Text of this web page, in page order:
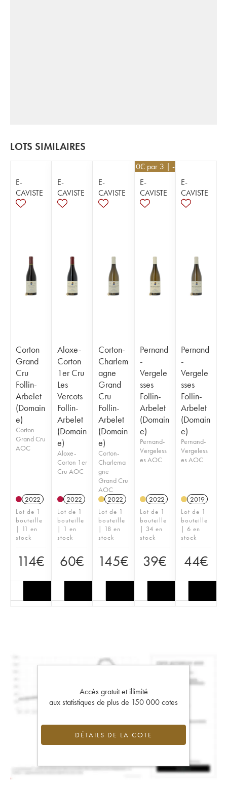
LOTS SIMILAIRES
E-
CAVISTE
Corton
Grand
Cru
Follin-
Arbelet
(Domain
e)
Corton
Grand Cru
AOC
2022
Lot de 1
bouteille
| 11 en
stock
114€
E-
CAVISTE
Aloxe-
Corton
1er Cru
Les
Vercots
Follin-
Arbelet
(Domain
e)
Aloxe-
Corton 1er
Cru AOC
2022
Lot de 1
bouteille
| 1 en
stock
60€
E-
CAVISTE
Corton-
Charlem
agne
Grand
Cru
Follin-
Arbelet
(Domain
e)
Corton-
Charlema
gne
Grand Cru
AOC
2022
Lot de 1
bouteille
| 18 en
stock
145€
35,10€ par 3 | -10%
E-
CAVISTE
Pernand
-
Vergele
sses
Follin-
Arbelet
(Domain
e)
Pernand-
Vergeless
es AOC
2022
Lot de 1
bouteille
| 34 en
stock
39€
E-
CAVISTE
Pernand
-
Vergele
sses
Follin-
Arbelet
(Domain
e)
Pernand-
Vergeless
es AOC
2019
Lot de 1
bouteille
| 6 en
stock
44€
Accès gratuit et illimité
aux statistiques de plus de 150 000 cotes
DÉTAILS DE LA COTE